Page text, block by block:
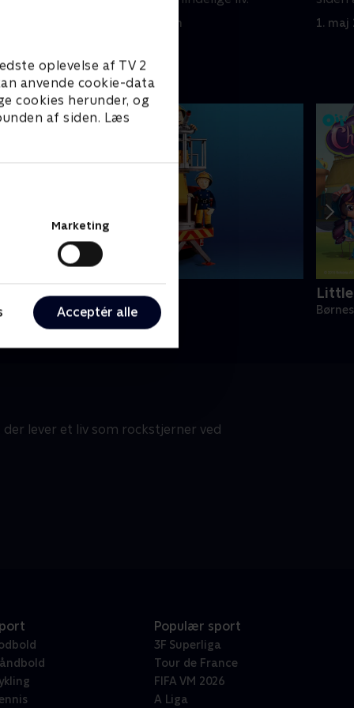
oplevelse af TV 2
anvende cookie-data
cookies herunder, og
af siden. Læs
Marketing
Acceptér alle
1. maj 2023 • 10 min 1. maj
Brandmand Sam
• 1 sæsoner
lever et liv som rockstjerner ved
Populær sport
3F Superliga
Tour de France
FIFA VM 2026
A Liga